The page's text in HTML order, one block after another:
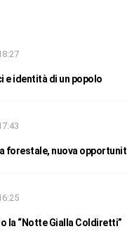
e identità di un popolo
forestale, nuova
la “Notte Gialla Coldiretti”